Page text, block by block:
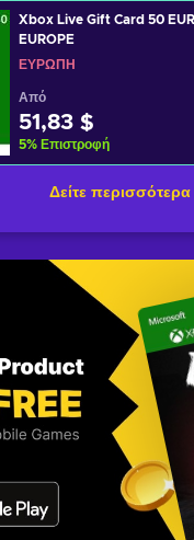
Xbox Live Gift Card 50
EUROPE
ΕΥΡΏΠΗ
Από
51,83 $
5% Επιστροφή
Δείτε περισσότερα